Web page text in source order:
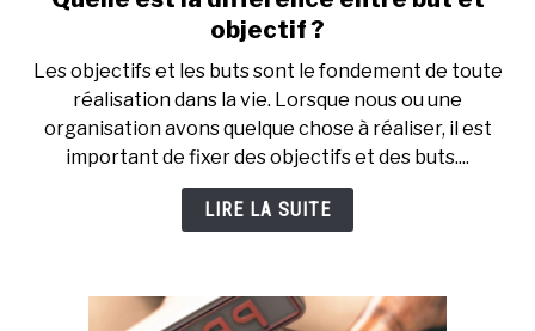
to
est
la
différence
entre
but
objectif ?
Les objectifs et les buts sont le fondement de toute
réalisation dans la vie. Lorsque nous ou une
organisation avons quelque chose à réaliser, il est
important de fixer des objectifs et des buts....
LIRE LA SUITE